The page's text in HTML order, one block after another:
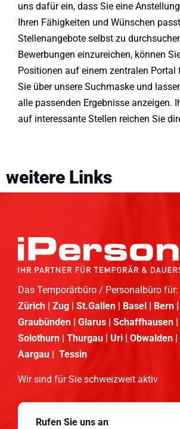
uns dafür ein, dass Sie eine
Ihren Fähigkeiten und Wünschen
Stellenangebote selbst zu
Bewerbungen einzureichen, können
Positionen auf einem zentralen Portal
Sie über unsere Suchmaske und
alle passenden Ergebnisse anzeigen.
auf interessante Stellen reichen Sie
weitere Links
Das Temporärbüro / Personalbüro für:
Zürich | Zug | St.Gallen | Basel | Bern |
Graubünden | Glarus | Schaffhausen |
Solothurn | Thurgau | Uri | Obwalden |
Aargau | Tessin
Wir sind für Sie schweizweit aktiv
Rufen Sie uns an